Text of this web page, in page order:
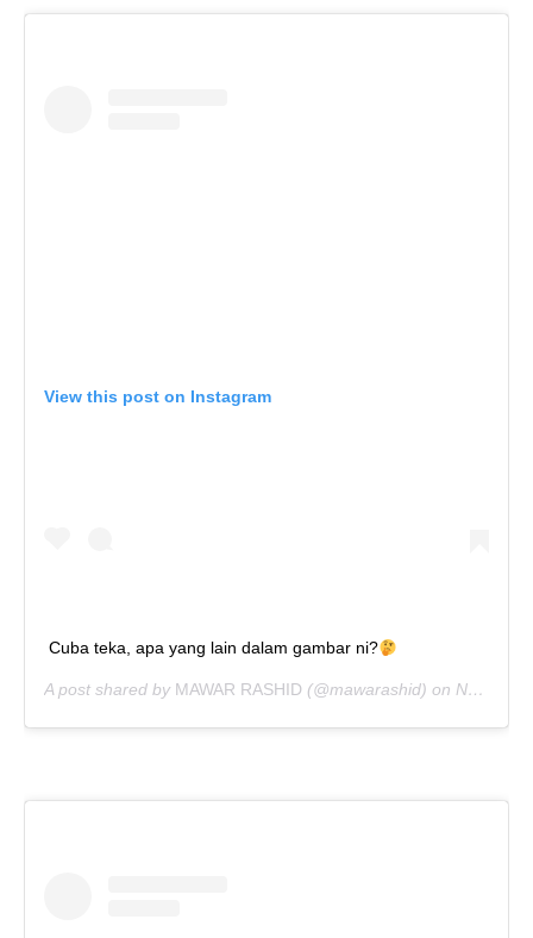
View this post on Instagram
Cuba teka, apa yang lain dalam gambar ni?
A post shared by MAWAR RASHID (@mawarashid) on Nov 3, 2019 at 5:57am PST